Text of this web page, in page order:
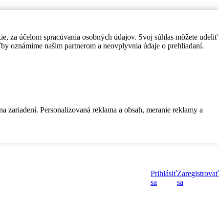
za účelom spracúvania osobných údajov. Svoj súhlas môžete udeliť
oznámime našim partnerom a neovplyvnia údaje o prehliadaní.
Personalizovaná reklama a obsah, meranie reklamy a
Prihlásiť
sa
Zaregistrovať
sa